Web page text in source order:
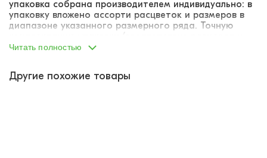
упаковка собрана производителем индивидуально: в
упаковку вложено ассорти расцветок и размеров в
диапазоне указанного размерного ряда. Точную
расцветок) указать не представляется возможным.
Читать полностью
Другие похожие товары